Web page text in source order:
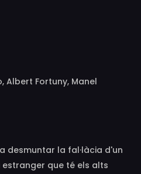
Albert Fortuny, Manel
desmuntar la fal·làcia d'un
que té els alts